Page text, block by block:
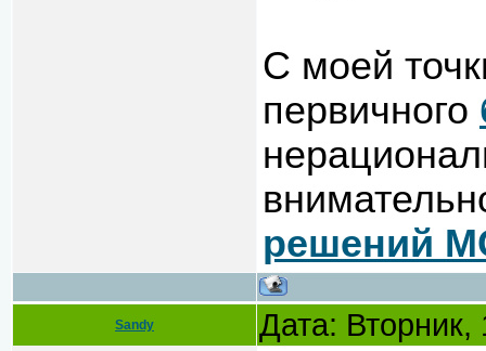
С моей
первичного
решений
Sandy Дата: